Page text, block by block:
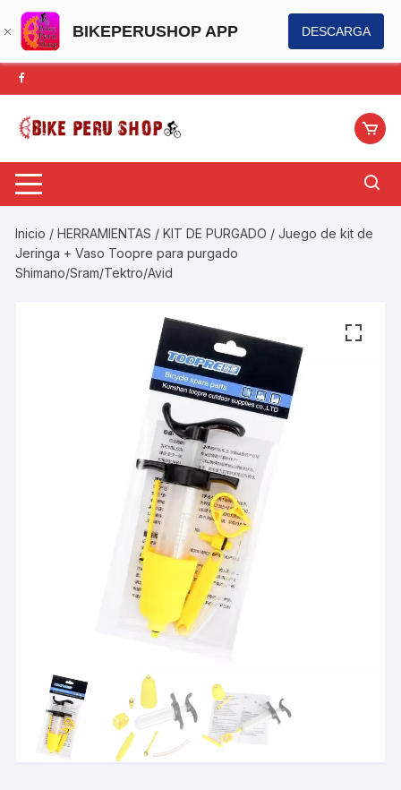
BIKEPERUSHOP APP DESCARGA
Saltar
al
contenido
Inicio /HERRAMIENTAS /KIT DE PURGADO / Juego de kit de
Jeringa + Vaso Toopre para purgado
Shimano/Sram/Tektro/Avid